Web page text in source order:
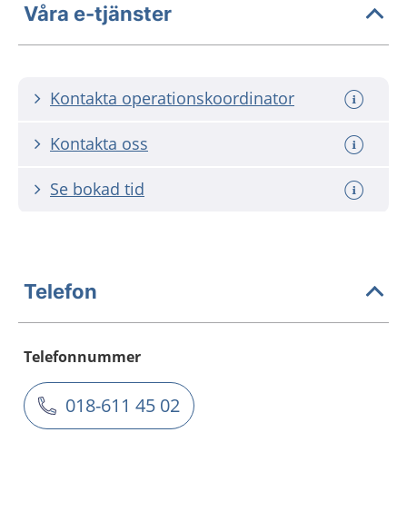
Våra e-tjänster
Kontakta operationskoordinator
Kontakta oss
Se bokad tid
Telefon
Telefonnummer
018-611 45 02